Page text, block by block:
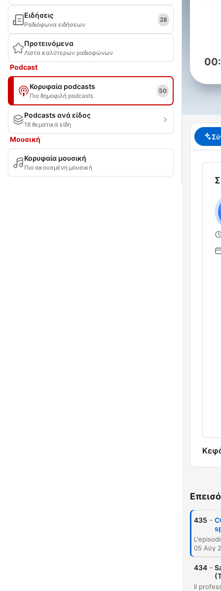
Ειδήσεις
Ραδιόφωνα ειδήσεων
28
Προτεινόμενα
Λίστα καλύτερων ραδιοφώνων
Podcast
Κορυφαία podcasts
Πιο δημοφιλή podcasts
50
Podcasts ανά είδος
18 θεματικά είδη
Μουσική
Κορυφαία μουσική
Πιο ακουσμένη μουσική
435 -
05 Αύγ
434 -